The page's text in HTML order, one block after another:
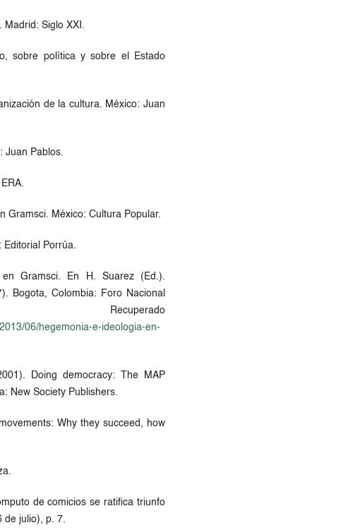
Madrid: Siglo XXI.
sobre política y sobre el Estado
de la cultura. México: Juan
Juan Pablos.
Gramsci. México: Cultura Popular.
Editorial Porrúa.
Gramsci. En H. Suarez (Ed.).
Bogota, Colombia: Foro Nacional
06/hegemonia-e-ideologia-en-
Doing democracy: The MAP
New Society Publishers.
Why they succeed, how
de comicios se ratifica triunfo
de julio), p. 7.